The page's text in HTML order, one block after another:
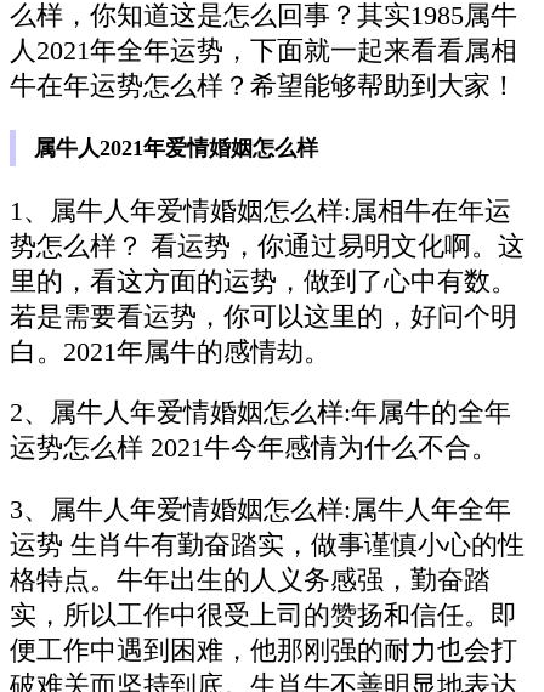
么样，你知道这是怎么回事？其实1985属牛
人2021年全年运势，下面就一起来看看属相
牛在年运势怎么样？希望能够帮助到大家！
属牛人2021年爱情婚姻怎么样
1、属牛人年爱情婚姻怎么样:属相牛在年运
势怎么样？ 看运势，你通过易明文化啊。这
里的，看这方面的运势，做到了心中有数。
若是需要看运势，你可以这里的，好问个明
白。2021年属牛的感情劫。
2、属牛人年爱情婚姻怎么样:年属牛的全年
运势怎么样 2021牛今年感情为什么不合。
3、属牛人年爱情婚姻怎么样:属牛人年全年
运势 生肖牛有勤奋踏实，做事谨慎小心的性
格特点。牛年出生的人义务感强，勤奋踏
实，所以工作中很受上司的赞扬和信任。即
便工作中遇到困难，他那刚强的耐力也会打
破难关而坚持到底。生肖牛不善明显地表达